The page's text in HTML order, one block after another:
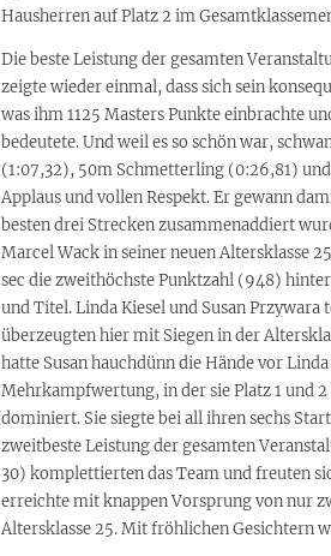
Hausherren auf Platz 2 im
Die beste Leistung der gesamten
zeigte wieder einmal, dass sich sein
was ihm 1125 Masters Punkte einbrachte
bedeutete. Und weil es so schön war,
(1:07,32), 50m Schmetterling (0:26,81)
Applaus und vollen Respekt. Er gewann
besten drei Strecken zusammenaddiert
Marcel Wack in seiner neuen Altersklasse
sec die zweithöchste Punktzahl (948)
und Titel. Linda Kiesel und Susan
überzeugten hier mit Siegen in der
hatte Susan hauchdünn die Hände vor
Mehrkampfwertung, in der sie Platz 1 und
dominiert. Sie siegte bei all ihren sechs
zweitbeste Leistung der gesamten
30) komplettierten das Team und freuten
erreichte mit knappen Vorsprung von nur
Altersklasse 25. Mit fröhlichen Gesichtern